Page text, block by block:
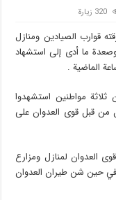
320 زيارة
قوارب الصيادين ومنازل
ما أدى إلى استشهاد
ثلاثة مواطنين استشهدوا
من قبل قوى العدوان على
العدوان لمنازل ومزارع
في حين شن طيران العدوان